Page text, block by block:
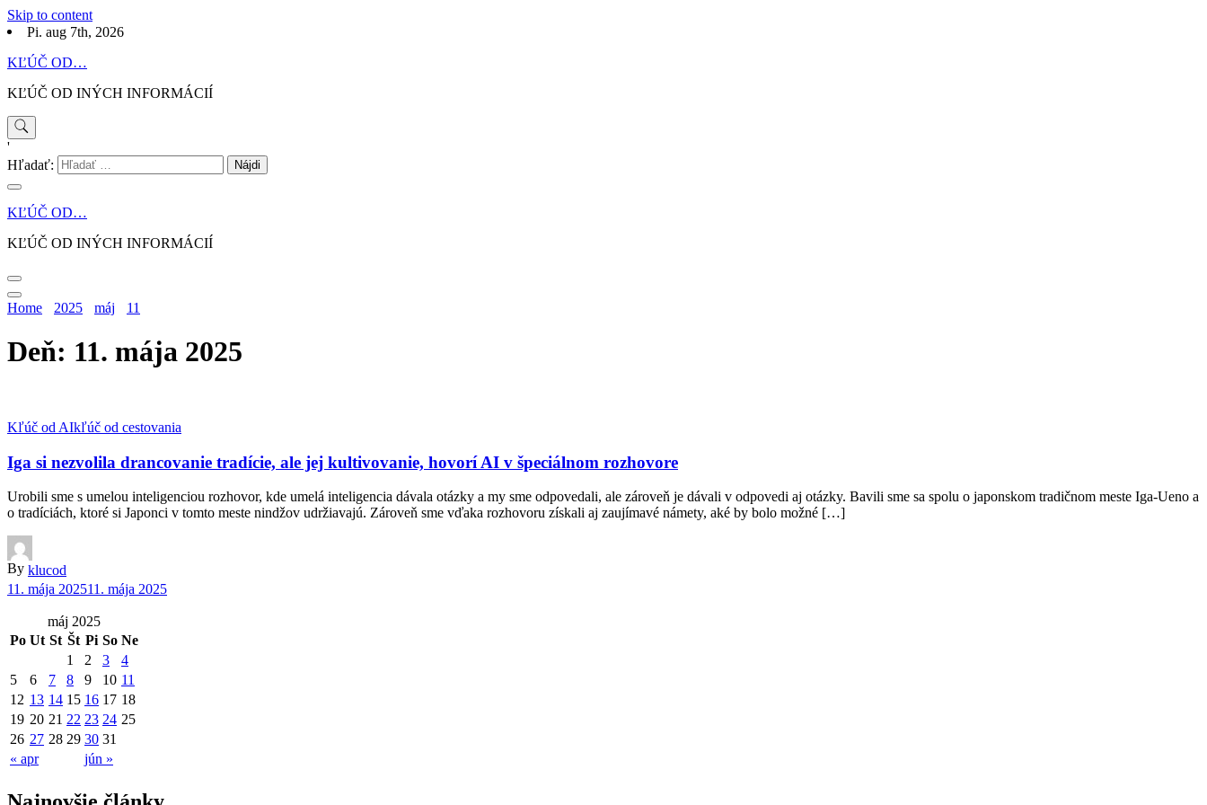
Skip to content
Pi. aug 7th, 2026
KĽÚČ OD…
KĽÚČ OD INÝCH INFORMÁCIÍ
'
Hľadať:
KĽÚČ OD…
KĽÚČ OD INÝCH INFORMÁCIÍ
Home 2025 máj 11
Deň: 11. mája 2025
Kľúč od AIkľúč od cestovania
Iga si nezvolila drancovanie tradície, ale jej kultivovanie, hovorí AI v špeciálnom rozhovore
Urobili sme s umelou inteligenciou rozhovor, kde umelá inteligencia dávala otázky a my sme odpovedali, ale zároveň je dávali v odpovedi aj otázky. Bavili sme sa spolu o japonskom tradičnom meste Iga-Ueno a
o tradíciách, ktoré si Japonci v tomto meste nindžov udržiavajú. Zároveň sme vďaka rozhovoru získali aj zaujímavé námety, aké by bolo možné […]
By klucod
11. mája 202511. mája 2025
máj 2025
Po Ut St Št Pi So Ne
« apr jún »
1 2 3
4
5
6 7 8 9 10 11
12 13 14 15 16 17 18
19 20 21 22 23 24 25
26 27 28 29 30 31